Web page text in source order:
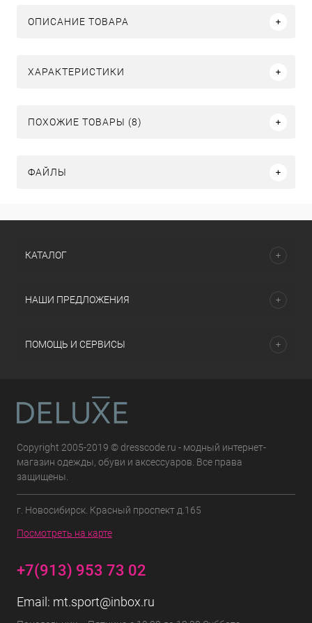
ОПИСАНИЕ ТОВАРА
ХАРАКТЕРИСТИКИ
ПОХОЖИЕ ТОВАРЫ (8)
ФАЙЛЫ
КАТАЛОГ
НАШИ ПРЕДЛОЖЕНИЯ
ПОМОЩЬ И СЕРВИСЫ
Copyright 2005-2019 © dresscode.ru - модный интернет-
магазин одежды, обуви и аксессуаров. Все права
защищены.
г. Новосибирск. Красный проспект д.165
Посмотреть на карте
+7(913) 953 73 02
Email: mt.sport@inbox.ru